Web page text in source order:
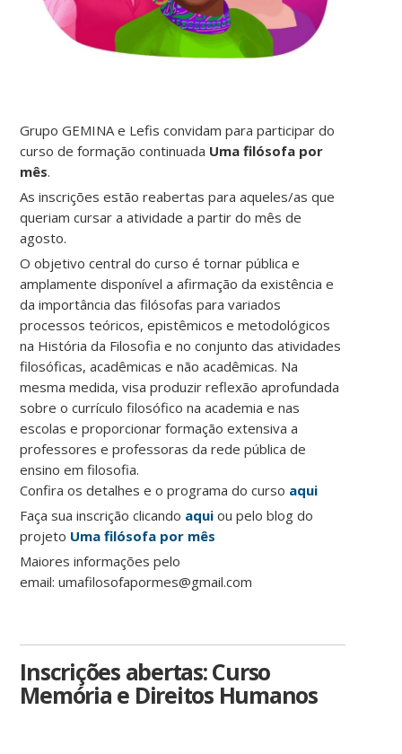
Grupo GEMINA e Lefis convidam para participar do
curso de formação continuada Uma filósofa por
mês.
As inscrições estão reabertas para aqueles/as que
queriam cursar a atividade a partir do mês de
agosto.
O objetivo central do curso é tornar pública e
amplamente disponível a afirmação da existência e
da importância das filósofas para variados
processos teóricos, epistêmicos e metodológicos
na História da Filosofia e no conjunto das atividades
filosóficas, acadêmicas e não acadêmicas. Na
mesma medida, visa produzir reflexão aprofundada
sobre o currículo filosófico na academia e nas
escolas e proporcionar formação extensiva a
professores e professoras da rede pública de
ensino em filosofia.
Confira os detalhes e o programa do curso aqui
Faça sua inscrição clicando aqui ou pelo blog do
projeto Uma filósofa por mês
Maiores informações pelo
email: umafilosofapormes@gmail.com
Inscrições abertas: Curso
Memória e Direitos Humanos